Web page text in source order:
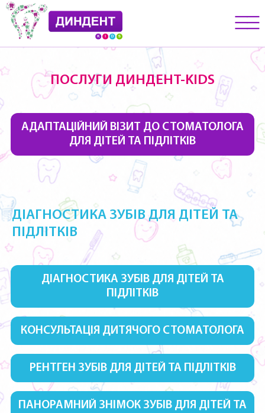
__
__
ПОСЛУГИ ДИНДЕНТ-KIDS
АДАПТАЦІЙНИЙ ВІЗИТ ДО СТОМАТОЛОГА
ДЛЯ ДІТЕЙ ТА ПІДЛІТКІВ
ДІАГНОСТИКА ЗУБІВ ДЛЯ ДІТЕЙ ТА
ПІДЛІТКІВ
ДІАГНОСТИКА ЗУБІВ ДЛЯ ДІТЕЙ ТА
ПІДЛІТКІВ
КОНСУЛЬТАЦІЯ ДИТЯЧОГО СТОМАТОЛОГА
РЕНТГЕН ЗУБІВ ДЛЯ ДІТЕЙ ТА ПІДЛІТКІВ
ПАНОРАМНИЙ ЗНІМОК ЗУБІВ ДЛЯ ДІТЕЙ ТА